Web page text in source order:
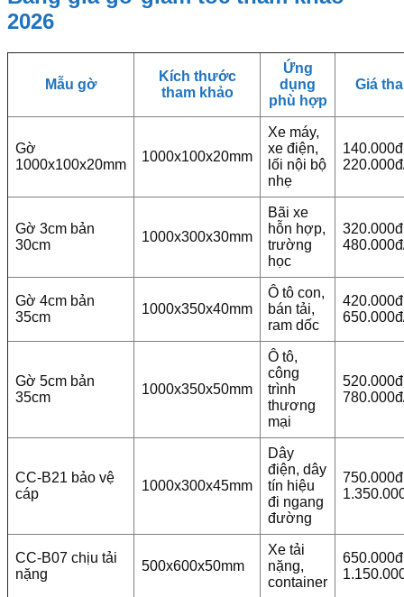
2026
Mẫu gờ
Kích thước
tham khảo
Ứng
dụng
phù hợp
Giá
Gờ
1000x100x20mm
1000x100x20mm
Xe máy,
xe điện,
lối nội bộ
nhẹ
Gờ 3cm bản
30cm
1000x300x30mm
Bãi xe
hỗn hợp,
trường
học
Gờ 4cm bản
35cm
1000x350x40mm
Ô tô con,
bán tải,
ram dốc
Gờ 5cm bản
35cm
1000x350x50mm
Ô tô,
công
trình
thương
mại
CC-B21 bảo vệ
cáp
1000x300x45mm
Dây
điện, dây
tín hiệu
đi ngang
đường
CC-B07 chịu tải
nặng
500x600x50mm
Xe tải
nặng,
container